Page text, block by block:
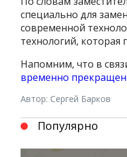
специально для
современной
технологий, которая
Напомним, что в
временно
Автор: Сергей Барков
Популярно